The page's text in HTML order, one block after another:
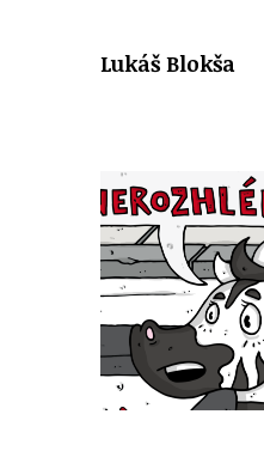
Lukáš Blokša